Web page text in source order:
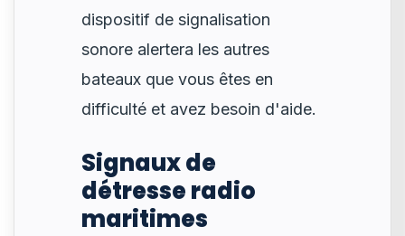
dispositif de signalisation
sonore alertera les autres
bateaux que vous êtes en
difficulté et avez besoin d'aide.
Signaux de
détresse radio
maritimes